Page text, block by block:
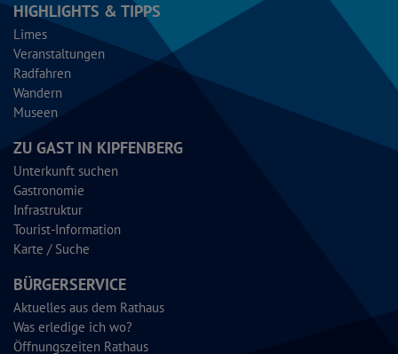
HIGHLIGHTS & TIPPS
Limes
Veranstaltungen
Radfahren
Wandern
Museen
ZU GAST IN KIPFENBERG
Unterkunft suchen
Gastronomie
Infrastruktur
Tourist-Information
Karte / Suche
BÜRGERSERVICE
Aktuelles aus dem Rathaus
Was erledige ich wo?
Öffnungszeiten Rathaus